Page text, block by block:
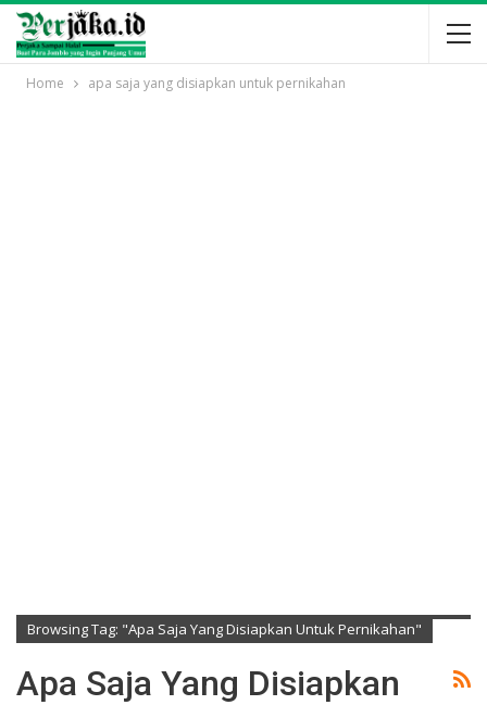
Home apa saja yang disiapkan untuk pernikahan
Browsing Tag: "apa Saja Yang Disiapkan Untuk Pernikahan"
Apa Saja Yang Disiapkan